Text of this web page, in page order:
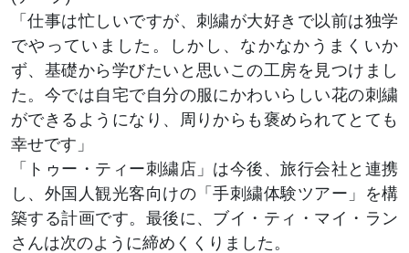
「仕事は忙しいですが、刺繍が大好きで以前は独学
でやっていました。しかし、なかなかうまくいか
ず、基礎から学びたいと思いこの工房を見つけまし
た。今では自宅で自分の服にかわいらしい花の刺繍
ができるようになり、周りからも褒められてとても
幸せです」
「トゥー・ティー刺繍店」は今後、旅行会社と連携
し、外国人観光客向けの「手刺繍体験ツアー」を構
築する計画です。最後に、ブイ・ティ・マイ・ラン
さんは次のように締めくくりました。